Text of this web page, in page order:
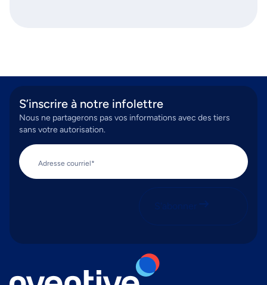
S’inscrire à notre infolettre
Nous ne partagerons pas vos informations avec des tiers
sans votre autorisation.
Adresse courriel*